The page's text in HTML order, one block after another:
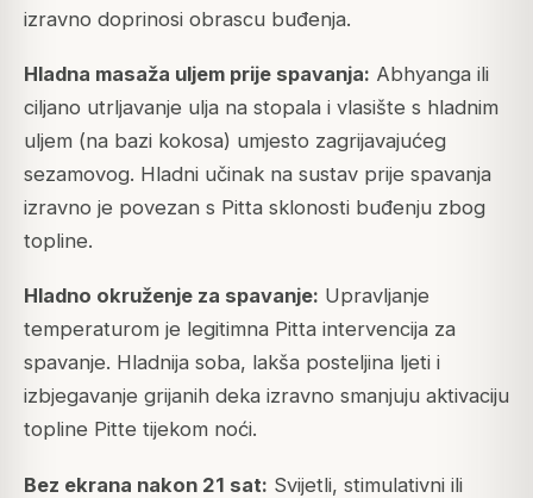
izravno doprinosi obrascu buđenja.
Hladna masaža uljem prije spavanja: Abhyanga ili
ciljano utrljavanje ulja na stopala i vlasište s hladnim
uljem (na bazi kokosa) umjesto zagrijavajućeg
sezamovog. Hladni učinak na sustav prije spavanja
izravno je povezan s Pitta sklonosti buđenju zbog
topline.
Hladno okruženje za spavanje: Upravljanje
temperaturom je legitimna Pitta intervencija za
spavanje. Hladnija soba, lakša posteljina ljeti i
izbjegavanje grijanih deka izravno smanjuju aktivaciju
topline Pitte tijekom noći.
Bez ekrana nakon 21 sat: Svijetli, stimulativni ili